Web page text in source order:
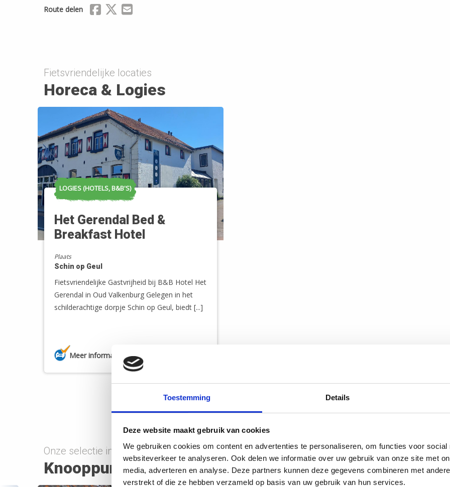
Toestemming Details
Deze website maakt gebruik van cookies
We gebruiken cookies om content en advertenties te personaliseren, om functies voor social
websiteverkeer te analyseren. Ook delen we informatie over uw gebruik van onze site met
media, adverteren en analyse. Deze partners kunnen deze gegevens combineren met
verstrekt of die ze hebben verzameld op basis van uw gebruik van hun services.
Route delen Delen via Facebook
Delen via X (Twitter)
Delen via Mail
56
56
Fietsvriendelijke locaties
Horeca & Logies
LOGIES (HOTELS, B&B'S)
Het Gerendal Bed &
Breakfast Hotel
Plaats
Schin op Geul
Fietsvriendelijke Gastvrijheid bij B&B Hotel Het
Gerendal in Oud Valkenburg Gelegen in het
schilderachtige dorpje Schin op Geul, biedt [...]
Meer informatie
Onze selectie in Limburg
Knooppuntroutes